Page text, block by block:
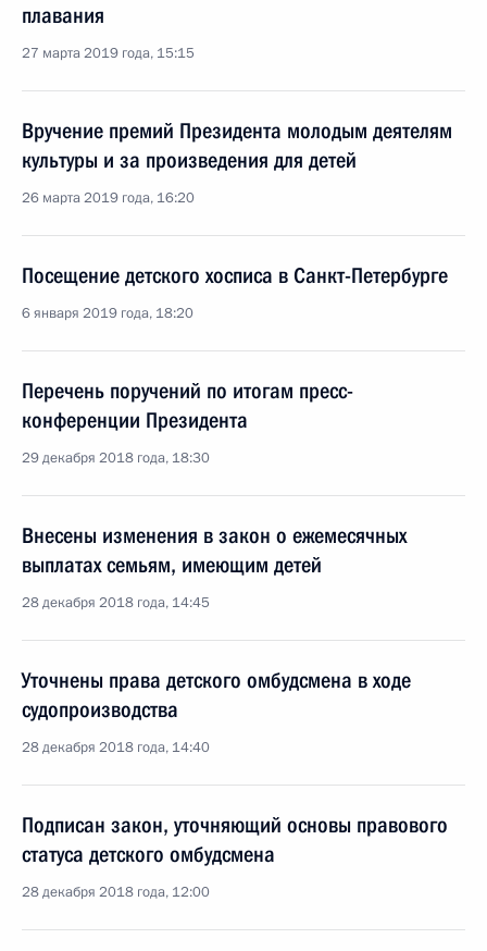
плавания
27 марта 2019 года, 15:15
Вручение премий Президента молодым деятелям
культуры и за произведения для детей
26 марта 2019 года, 16:20
Посещение детского хосписа в Санкт-Петербурге
6 января 2019 года, 18:20
Перечень поручений по итогам пресс-
конференции Президента
29 декабря 2018 года, 18:30
Внесены изменения в закон о ежемесячных
выплатах семьям, имеющим детей
28 декабря 2018 года, 14:45
Уточнены права детского омбудсмена в ходе
судопроизводства
28 декабря 2018 года, 14:40
Подписан закон, уточняющий основы правового
статуса детского омбудсмена
28 декабря 2018 года, 12:00